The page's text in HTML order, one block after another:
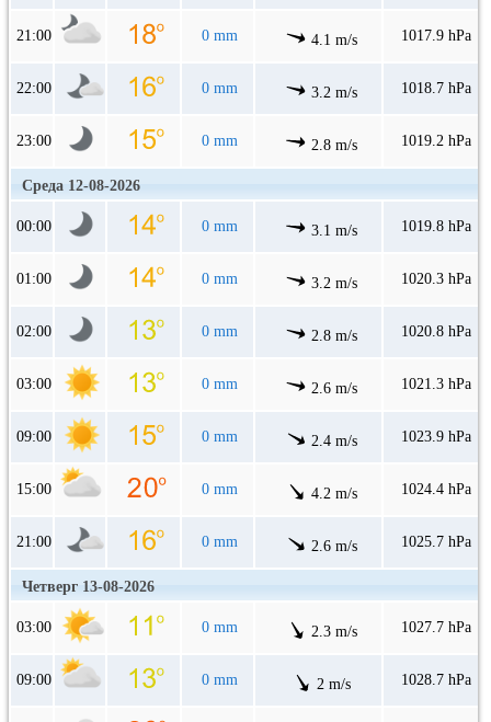
21:00 0 mm 4.1 m/s 1017.9 hPa
22:00 0 mm 3.2 m/s 1018.7 hPa
23:00 0 mm 2.8 m/s 1019.2 hPa
Среда 12-08-2026
00:00 0 mm 3.1 m/s 1019.8 hPa
01:00 0 mm 3.2 m/s 1020.3 hPa
02:00 0 mm 2.8 m/s 1020.8 hPa
03:00 0 mm 2.6 m/s 1021.3 hPa
09:00 0 mm 2.4 m/s 1023.9 hPa
15:00 0 mm 4.2 m/s 1024.4 hPa
21:00 0 mm 2.6 m/s 1025.7 hPa
Четверг 13-08-2026
03:00 0 mm 2.3 m/s 1027.7 hPa
09:00 0 mm 2 m/s 1028.7 hPa